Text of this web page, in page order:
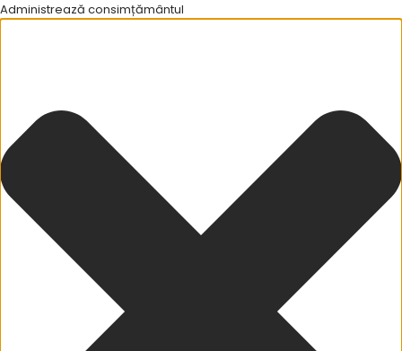
Administrează consimțământul
HOME INFORMARI
29 OCTOMBRIE 2024/ DIN ZORI SUNTEM PE DJ
381 MEDGIDIA LUCRĂM LA ÎNDEPĂRTAREA PUNCTULUI PERICULOS.
29 octombrie 2024/ Din zori suntem
pe DJ 381 Medgidia lucrăm la
îndepărtarea punctului periculos.